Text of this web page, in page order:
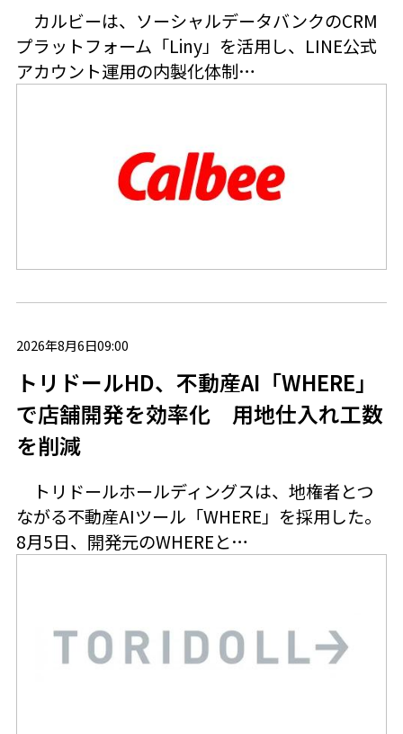
カルビーは、ソーシャルデータバンクのCRM
プラットフォーム「Liny」を活用し、LINE公式
アカウント運用の内製化体制…
2026年8月6日09:00
トリドールHD、不動産AI「WHERE」
で店舗開発を効率化 用地仕入れ工数
を削減
トリドールホールディングスは、地権者とつ
ながる不動産AIツール「WHERE」を採用した。
8月5日、開発元のWHEREと…